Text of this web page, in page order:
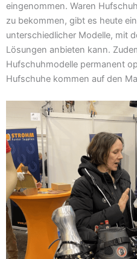
eingenommen. Waren
zu bekommen, gibt es heute
unterschiedlicher Modelle, mit
Lösungen anbieten kann.
Hufschuhmodelle permanent
Hufschuhe kommen auf den